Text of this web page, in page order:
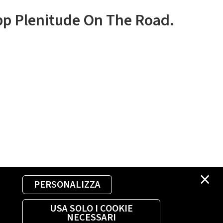
×
PERSONALIZZA
USA SOLO I COOKIE
NECESSARI
Plenitude On The Road.